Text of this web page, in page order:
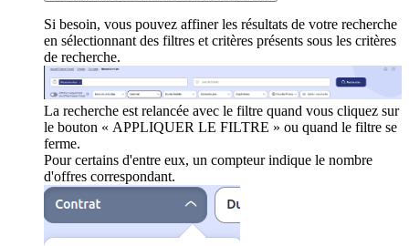
Si besoin, vous pouvez affiner les résultats de votre recherche
en sélectionnant des filtres et critères présents sous les critères
de recherche.
La recherche est relancée avec le filtre quand vous cliquez sur
le bouton « APPLIQUER LE FILTRE » ou quand le filtre se
ferme.
Pour certains d'entre eux, un compteur indique le nombre
d'offres correspondant.